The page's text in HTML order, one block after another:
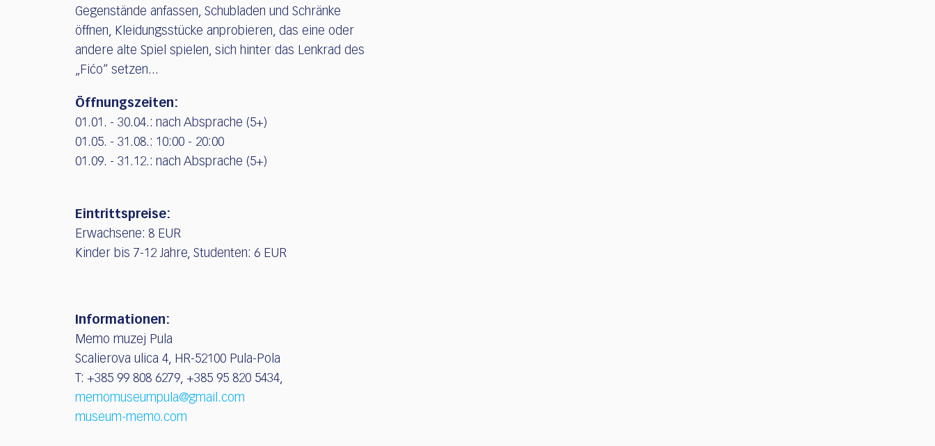
Gegenstände anfassen, Schubladen und Schränke
öffnen, Kleidungsstücke anprobieren, das eine oder
andere alte Spiel spielen, sich hinter das Lenkrad des
„Fićo“ setzen...
Öffnungszeiten:
01.01. - 30.04.: nach Absprache (5+)
01.05. - 31.08.: 10:00 - 20:00
01.09. - 31.12.: nach Absprache (5+)
Eintrittspreise:
Erwachsene: 8 EUR
Kinder bis 7-12 Jahre, Studenten: 6 EUR
Informationen:
Memo muzej Pula
Scalierova ulica 4, HR-52100 Pula-Pola
T: +385 99 808 6279, +385 95 820 5434,
memomuseumpula@gmail.com
museum-memo.com